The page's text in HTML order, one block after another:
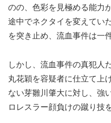
のの、色彩を見極める能力
途中でネクタイを変えてい
を突き止め、流血事件は一
しかし、流血事件の真犯人
丸花穎を容疑者に仕立て上
ない芽雛川肇大に対し、強
ロレスラー顔負けの蹴り技